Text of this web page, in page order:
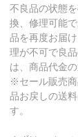
不良品の状態
換、修理可能
品を再度お届
理が不可で良
は、商品代金
※セール販売
品お戻しの送
す。